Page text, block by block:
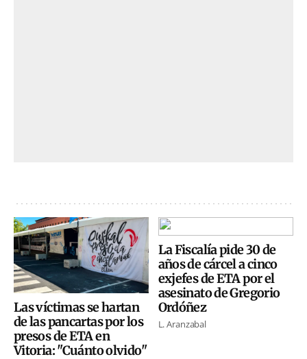
Las víctimas se hartan
de las pancartas por los
presos de ETA en
Vitoria: "Cuánto olvido"
La Fiscalía pide 30 de
años de cárcel a cinco
exjefes de ETA por el
asesinato de Gregorio
Ordóñez
L. Aranzabal